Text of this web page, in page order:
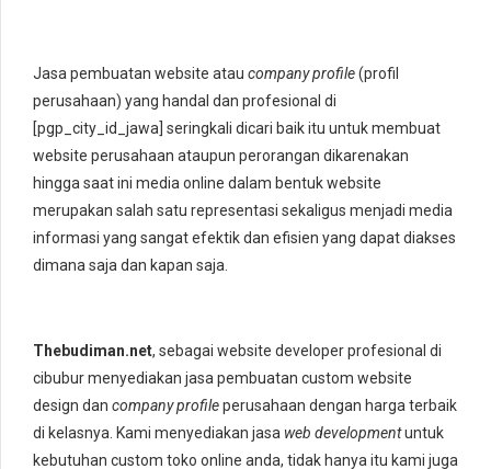
Jasa pembuatan website atau company profile(profil
perusahaan) yang handal dan profesional di
[pgp_city_id_jawa] seringkali dicari baik itu untuk membuat
website perusahaan ataupun perorangan dikarenakan
hingga saat ini media online dalam bentuk website
merupakan salah satu representasi sekaligus menjadi media
informasi yang sangat efektik dan efisien yang dapat diakses
dimana saja dan kapan saja.
Thebudiman.net, sebagai website developer profesional di
cibubur menyediakan jasa pembuatan custom website
design dan company profileperusahaan dengan harga terbaik
di kelasnya. Kami menyediakan jasa web developmentuntuk
kebutuhan custom toko online anda, tidak hanya itu kami juga